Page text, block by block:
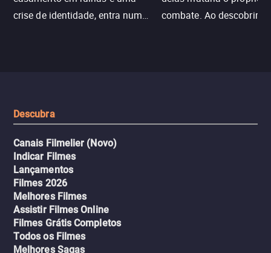
crise de identidade, entra num
combate. Ao descobrir a
Descubra
Canais Filmelier (Novo)
Indicar Filmes
Lançamentos
Filmes 2026
Melhores Filmes
Assistir Filmes Online
Filmes Grátis Completos
Todos os Filmes
Melhores Sagas